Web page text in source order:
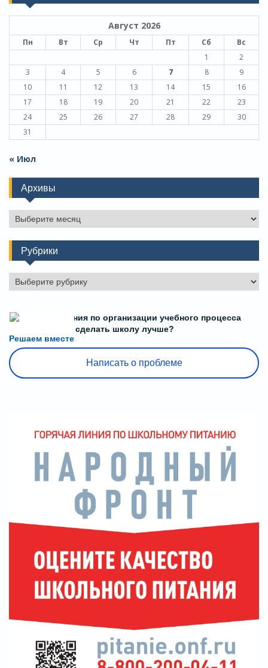
Август 2026
Пн Вт Ср Чт Пт Сб
Вс
1
2
3
4 5 6 7 8
9
10
11 12 13 14 15
16
17
18 19 20 21 22
23
24
25 26 27 28 29
30
31
« Июл
Архивы
Архивы
Рубрики
Рубрики
Решаем вместе
Есть предложения по организации учебного процесса
или знаете, как сделать школу лучше?
Написать о проблеме